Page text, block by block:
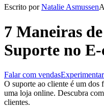
Escrito porNatalie Asmussen
7 Maneiras
Suporte no
Falar com vendas
O suporte ao cliente é um dos
uma loja online. Descubra
clientes.